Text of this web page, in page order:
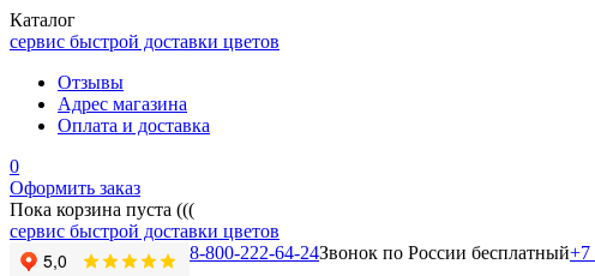
Каталог
сервис быстрой доставки цветов
Отзывы
Адрес магазина
Оплата и доставка
0
Оформить заказ
Пока корзина пуста (((
сервис быстрой доставки цветов
8-800-222-64-24Звонок по России бесплатный+7